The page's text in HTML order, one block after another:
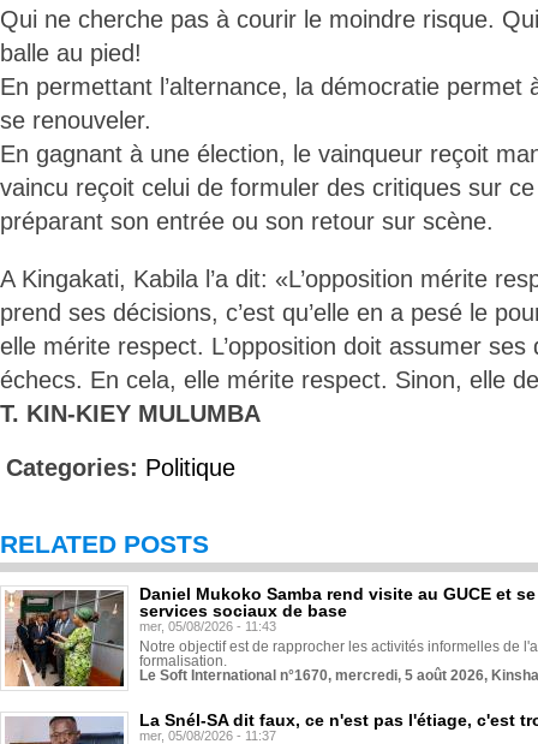
Qui ne cherche pas à courir le moindre risque.
balle au pied!
En permettant l’alternance, la démocratie permet
se renouveler.
En gagnant à une élection, le vainqueur reçoit
vaincu reçoit celui de formuler des critiques sur
préparant son entrée ou son retour sur scène.
A Kingakati, Kabila l’a dit: «L’opposition mérite
prend ses décisions, c’est qu’elle en a pesé le
elle mérite respect. L’opposition doit assumer
échecs. En cela, elle mérite respect. Sinon, elle
T. KIN-KIEY MULUMBA
Categories: Politique
RELATED POSTS
Daniel Mukoko Samba rend visite au GUCE et
services sociaux de base
mer, 05/08/2026 - 11:43
Notre objectif est de rapprocher les activités informelles de
formalisation.
Le Soft International n°1670, mercredi, 5 août 2026,
La Snél-SA dit faux, ce n'est pas l'étiage, c'est
mer, 05/08/2026 - 11:37